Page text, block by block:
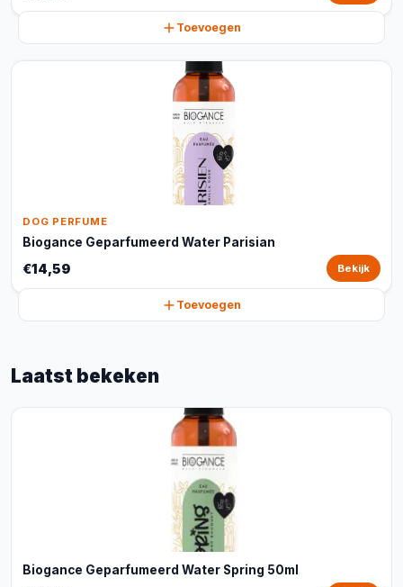
Toevoegen
DOG PERFUME
Biogance Geparfumeerd Water Parisian
€14,59 Bekijk
Toevoegen
Laatst bekeken
Biogance Geparfumeerd Water Spring 50ml